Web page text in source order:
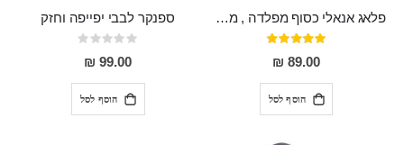
פלאג אנאלי כסוף מפלדה , מתאים ללבישה מתחת לבגדים, בגודל 7.3 על 2.8 ס"מ
דירוג:
97%
89.00 ₪
הוסף לסל
ספנקר לבבי יפייפה וחזק
Rating:
0%
99.00 ₪
הוסף לסל